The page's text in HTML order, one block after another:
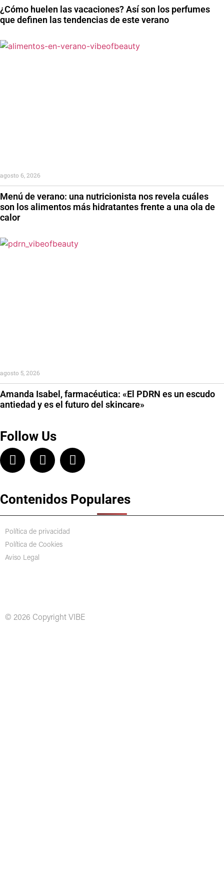
¿Cómo huelen las vacaciones? Así son los perfumes
que definen las tendencias de este verano
Menú de verano: una nutricionista nos revela cuáles
son los alimentos más hidratantes frente a una ola de
calor
agosto 6, 2026
Amanda Isabel, farmacéutica: «El PDRN es un escudo
antiedad y es el futuro del skincare»
agosto 5, 2026
Follow Us
Contenidos Populares
Política de privacidad
Política de Cookies
Aviso Legal
© 2026 Copyright VIBE